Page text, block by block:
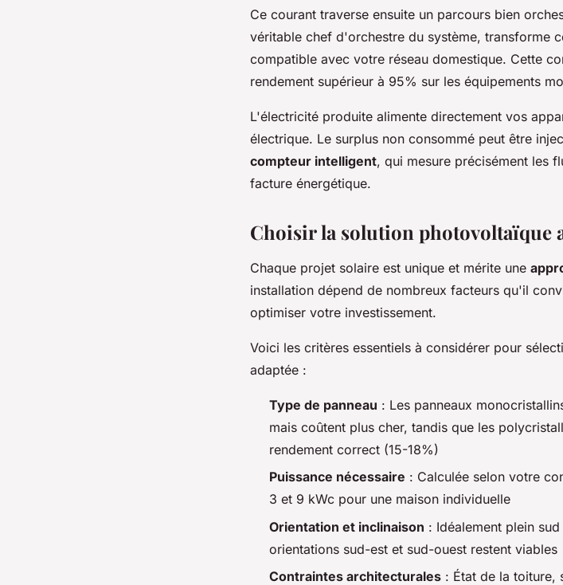
Ce courant traverse ensuite un parcours bien
véritable chef d'orchestre du système, transforme
compatible avec votre réseau domestique. Cette
rendement supérieur à 95% sur les équipements
L'électricité produite alimente directement vos
électrique. Le surplus non consommé peut être
compteur intelligent, qui mesure précisément les
facture énergétique.
Choisir la solution photovoltaïque
Chaque projet solaire est unique et mérite une
installation dépend de nombreux facteurs qu'il
optimiser votre investissement.
Voici les critères essentiels à considérer pour
adaptée :
Type de panneau : Les panneaux
mais coûtent plus cher, tandis que les
rendement correct (15-18%)
Puissance nécessaire : Calculée selon votre
3 et 9 kWc pour une maison individuelle
Orientation et inclinaison : Idéalement plein
orientations sud-est et sud-ouest restent viables
Contraintes architecturales : État de la toiture,